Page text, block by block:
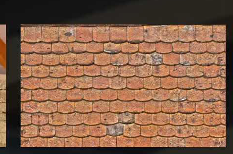
Nettoyage et démoussage de
toiture 39 Jura